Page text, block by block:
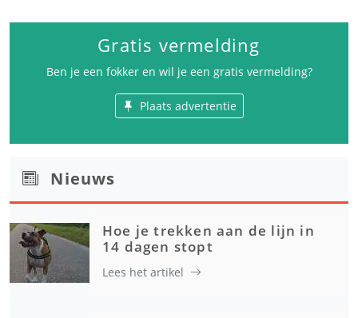
Gratis vermelding
Ben je een fokker en wil je een gratis vermelding?
Plaats advertentie
Nieuws
Hoe je trekken aan de lijn in
14 dagen stopt
Lees het artikel